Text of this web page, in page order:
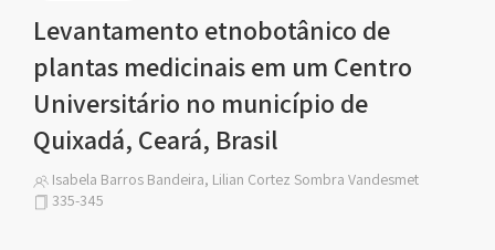
Levantamento etnobotânico de
plantas medicinais em um Centro
Universitário no município de
Quixadá, Ceará, Brasil
Isabela Barros Bandeira, Lilian Cortez Sombra Vandesmet
335-345